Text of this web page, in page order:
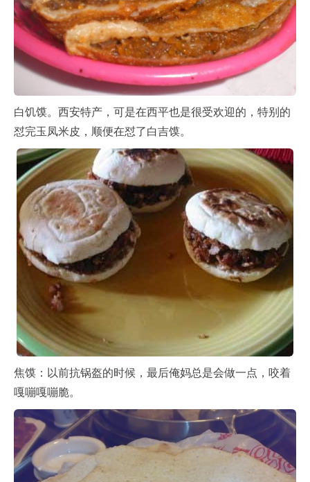
白饥馍。西安特产，可是在西平也是很受欢迎的，特别的
怼完玉凤米皮，顺便在怼了白吉馍。
焦馍：以前抗锅盔的时候，最后俺妈总是会做一点，咬着
嘎嘣嘎嘣脆。